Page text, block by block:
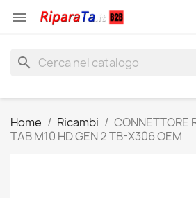

search
Home Ricambi
CONNETTORE
TAB M10 HD GEN 2 TB-X306 OEM